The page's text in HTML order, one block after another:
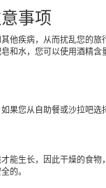
事项
他疾病，从而扰乱您的
和水，您可以使用酒精
果您从自助餐或沙拉吧
能生长，因此干燥的食
的。